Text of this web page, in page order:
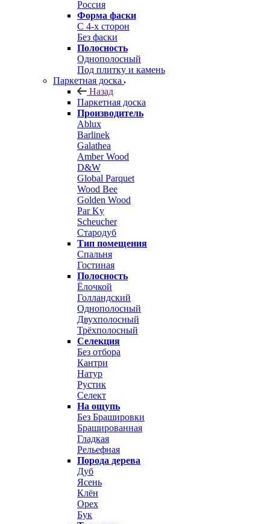
Россия
Форма фаски
С 4-х сторон
Без фаски
Полосность
Однополосный
Под плитку и камень
Паркетная доска
Назад
Паркетная доска
Производитель
Ablux
Barlinek
Galathea
Amber Wood
D&W
Global Parquet
Wood Bee
Golden Wood
Par Ky
Scheucher
Стародуб
Тип помещения
Спальня
Гостиная
Полосность
Ёлочкой
Голландский
Однополосный
Двухполосный
Трёхполосный
Селекция
Без отбора
Кантри
Натур
Рустик
Селект
На ощупь
Без Брашировки
Брашированная
Гладкая
Рельефная
Порода дерева
Дуб
Ясень
Клён
Орех
Бук